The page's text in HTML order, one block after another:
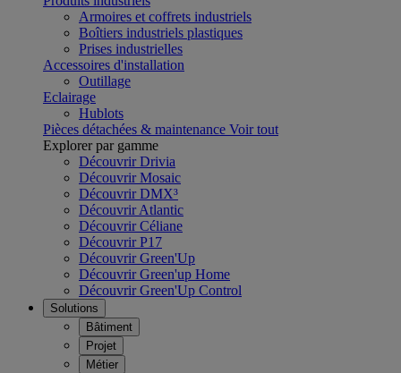
Armoires et coffrets industriels
Boîtiers industriels plastiques
Prises industrielles
Accessoires d'installation
Outillage
Eclairage
Hublots
Pièces détachées & maintenance Voir tout
Explorer par gamme
Découvrir Drivia
Découvrir Mosaic
Découvrir DMX³
Découvrir Atlantic
Découvrir Céliane
Découvrir P17
Découvrir Green'Up
Découvrir Green'up Home
Découvrir Green'Up Control
Solutions
Bâtiment
Projet
Métier